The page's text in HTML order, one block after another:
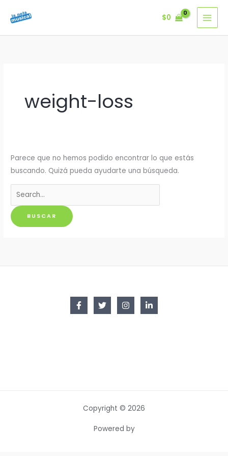
$0
weight-loss
Parece que no hemos podido encontrar lo que estás
buscando. Quizá pueda ayudarte una búsqueda.
Buscar
por:
Copyright © 2026
Powered by